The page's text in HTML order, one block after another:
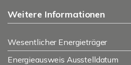
Weitere Informationen
Wesentlicher Energieträger
Energieausweis Ausstelldatum